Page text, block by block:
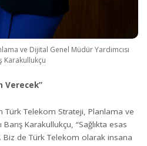
ve Dijital Genel Müdür Yardımcısı
Karakullukçu
Verecek”
Türk Telekom Strateji, Planlama ve
Karakullukçu, “Sağlıkta esas
Biz de Türk Telekom olarak insana